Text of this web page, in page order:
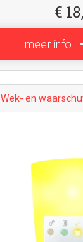
€
meer info
Wek- en